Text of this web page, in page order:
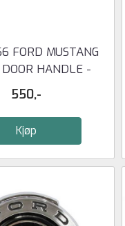
FORD MUSTANG
HANDLE -
LEFT
550,-
Kjøp